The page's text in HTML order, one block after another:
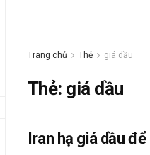
Trang chủ Thẻ giá dầu
Thẻ: giá dầu
QUỐC TẾ
Iran hạ giá dầu